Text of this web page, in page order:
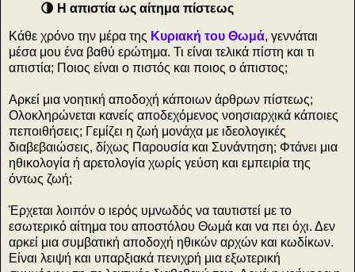
🌗 Η απιστία ως αίτημα πίστεως
Κάθε χρόνο την μέρα της Κυριακή του Θωμά, γεννάται
μέσα μου ένα βαθύ ερώτημα. Τι είναι τελικά πίστη και τι
απιστία; Ποιος είναι ο πιστός και ποιος ο άπιστος;
Αρκεί μια νοητική αποδοχή κάποιων άρθρων πίστεως;
Ολοκληρώνεται κανείς αποδεχόμενος νοησιαρχικά κάποιες
πεποιθήσεις; Γεμίζει η ζωή μονάχα με ιδεολογικές
διαβεβαιώσεις, δίχως Παρουσία και Συνάντηση; Φτάνει μια
ηθικολογία ή αρετολογία χωρίς γεύση και εμπειρία της
όντως ζωή;
Έρχεται λοιπόν ο ιερός υμνωδός να ταυτιστεί με το
εσωτερικό αίτημα του αποστόλου Θωμά και να πει όχι. Δεν
αρκεί μια συμβατική αποδοχή ηθικών αρχών και κωδίκων.
Είναι λειψή και υπαρξιακά πενιχρή μια εξωτερική